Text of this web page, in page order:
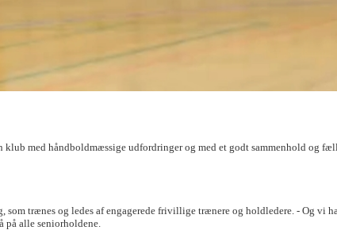
med håndboldmæssige udfordringer og med et godt sammenhold og
trænes og ledes af engagerede frivillige trænere og holdledere. - Og vi
på alle seniorholdene.